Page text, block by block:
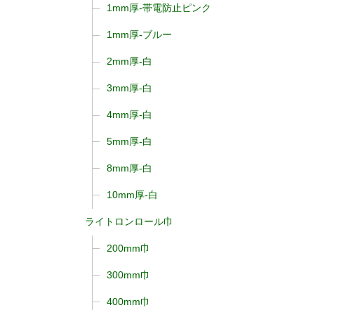
1mm厚-帯電防止ピンク
1mm厚-ブルー
2mm厚-白
3mm厚-白
4mm厚-白
5mm厚-白
8mm厚-白
10mm厚-白
ライトロンロール巾
200mm巾
300mm巾
400mm巾